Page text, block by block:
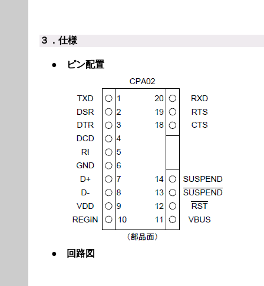
３．仕様
● ピン配置
● 回路図